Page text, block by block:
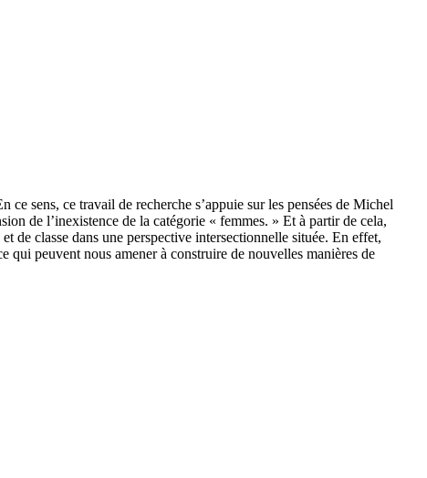
sens, ce travail de recherche s’appuie sur les pensées de Michel
de l’inexistence de la catégorie « femmes. » Et à partir de cela,
de classe dans une perspective intersectionnelle située. En effet,
qui peuvent nous amener à construire de nouvelles manières de